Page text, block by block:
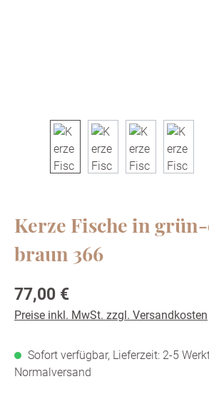
Kerze Fische in
braun 366
Regulärer Preis:
77,00 €
Preise inkl. MwSt. zzgl. Versandkosten
Sofort verfügbar, Lieferzeit: 2-5
Normalversand